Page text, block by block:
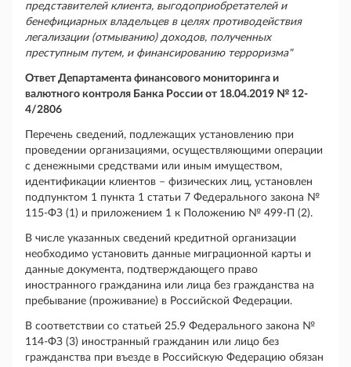
представителей клиента, выгодоприобретателей и
бенефициарных владельцев в целях противодействия
легализации (отмыванию) доходов, полученных
преступным путем, и финансированию терроризма"
Ответ Департамента финансового мониторинга и
валютного контроля Банка России от 18.04.2019 № 12-
4/2806
Перечень сведений, подлежащих установлению при
проведении организациями, осуществляющими операции
с денежными средствами или иным имуществом,
идентификации клиентов – физических лиц, установлен
подпунктом 1 пункта 1 статьи 7 Федерального закона №
115-ФЗ (1) и приложением 1 к Положению № 499-П (2).
В числе указанных сведений кредитной организации
необходимо установить данные миграционной карты и
данные документа, подтверждающего право
иностранного гражданина или лица без гражданства на
пребывание (проживание) в Российской Федерации.
В соответствии со статьей 25.9 Федерального закона №
114-ФЗ (3) иностранный гражданин или лицо без
гражданства при въезде в Российскую Федерацию обязан